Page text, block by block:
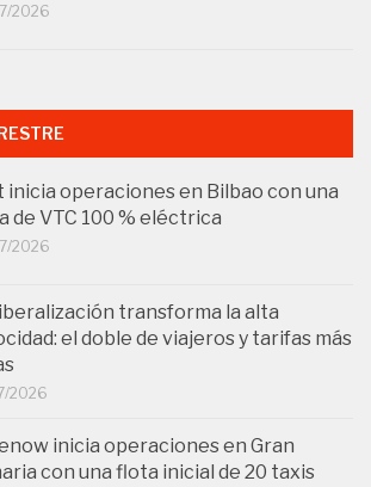
2026
inicia operaciones en Bilbao con una
de VTC 100 % eléctrica
2026
transforma la alta
el doble de viajeros y tarifas más
2026
inicia operaciones en Gran
con una flota inicial de 20 taxis